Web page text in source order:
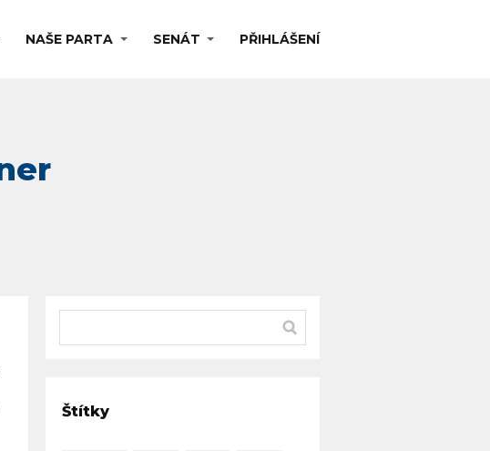
NAŠE PARTA SENÁT PŘIHLÁŠENÍ
Štítky